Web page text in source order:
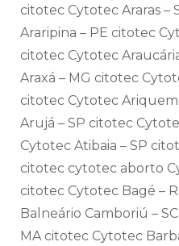
citotec Cytotec Araras –
Araripina – PE citotec
citotec Cytotec
Araxá – MG citotec
citotec Cytotec
Arujá – SP citotec
Cytotec Atibaia – SP
citotec cytotec aborto
citotec Cytotec Bagé –
Balneário Camboriú –
MA citotec Cytotec